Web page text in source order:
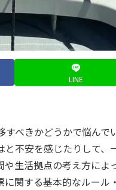
LINE
べきかどうかで悩ん
不安を感じたりして、
生活拠点の考え方によ
関する基本的なルー